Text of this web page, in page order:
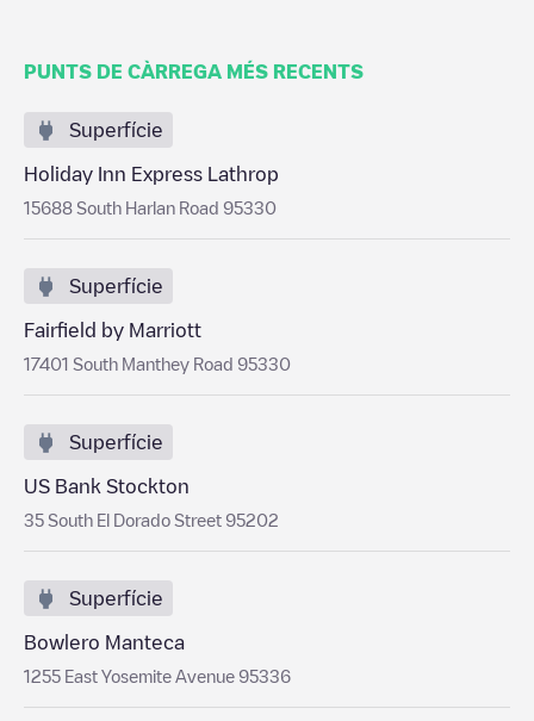
PUNTS DE CÀRREGA MÉS RECENTS
Superfície
Holiday Inn Express Lathrop
15688 South Harlan Road 95330
Superfície
Fairfield by Marriott
17401 South Manthey Road 95330
Superfície
US Bank Stockton
35 South El Dorado Street 95202
Superfície
Bowlero Manteca
1255 East Yosemite Avenue 95336